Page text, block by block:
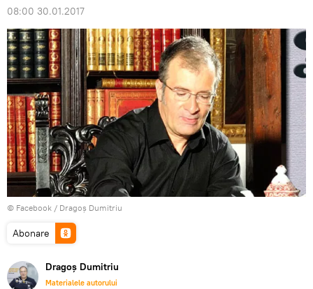
08:00 30.01.2017
© Facebook / Dragoș Dumitriu
Abonare
Dragoș Dumitriu
Materialele autorului